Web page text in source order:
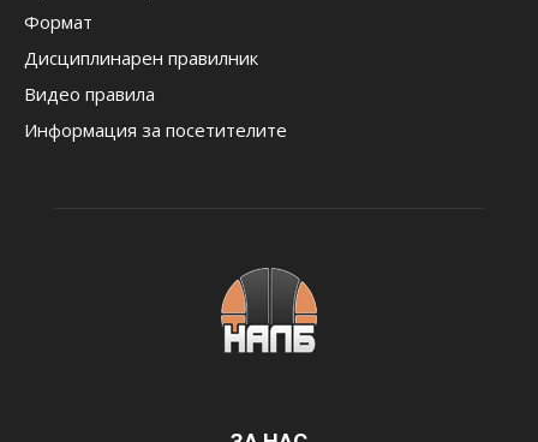
Формат
Дисциплинарен правилник
Видео правила
Информация за посетителите